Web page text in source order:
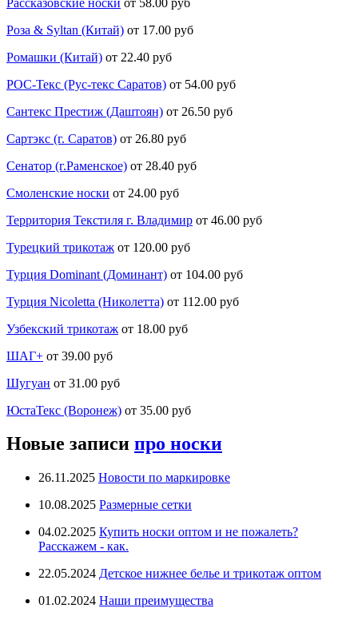
Роза & Syltan (Китай) от 17.00 руб
Ромашки (Китай) от 22.40 руб
РОС-Текс (Рус-текс Саратов) от 54.00 руб
Сантекс Престиж (Даштоян) от 26.50 руб
Сартэкс (г. Саратов) от 26.80 руб
Сенатор (г.Раменское) от 28.40 руб
Смоленские носки от 24.00 руб
Территория Текстиля г. Владимир от 46.00 руб
Турецкий трикотаж от 120.00 руб
Турция Dominant (Доминант) от 104.00 руб
Турция Nicoletta (Николетта) от 112.00 руб
Узбекский трикотаж от 18.00 руб
ШАГ+ от 39.00 руб
Шугуан от 31.00 руб
ЮстаТекс (Воронеж) от 35.00 руб
Новые записи про носки
26.11.2025 Новости по маркировке
10.08.2025 Размерные сетки
04.02.2025 Купить носки оптом и не пожалеть?
Расскажем - как.
22.05.2024 Детское нижнее белье и трикотаж оптом
01.02.2024 Наши преимущества